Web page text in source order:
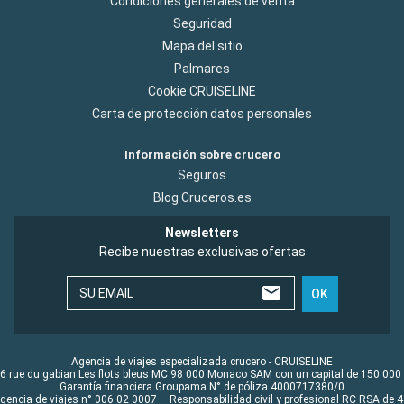
Seguridad
Mapa del sitio
Palmares
Cookie CRUISELINE
Carta de protección datos personales
Información sobre crucero
Seguros
Blog Cruceros.es
Newsletters
Recibe nuestras exclusivas ofertas
SU EMAIL OK
Agencia de viajes especializada crucero - CRUISELINE
rue du gabian Les flots bleus MC 98 000 Monaco SAM con un capital de 150 000
Garantía financiera Groupama N° de póliza 4000717380/0
de viajes n° 006 02 0007 – Responsabilidad civil y profesional RC RSA de